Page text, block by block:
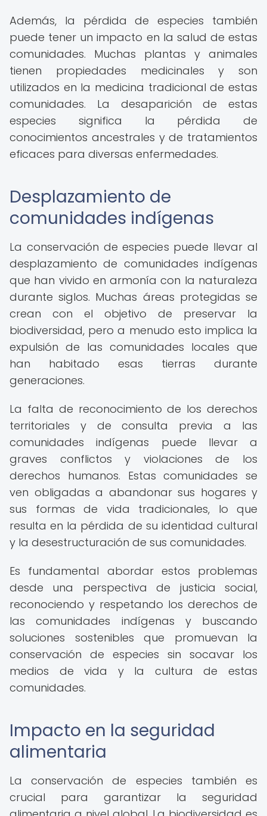
Además, la pérdida de especies también
puede tener un impacto en la salud de estas
comunidades. Muchas plantas y animales
tienen propiedades medicinales y son
utilizados en la medicina tradicional de estas
comunidades. La desaparición de estas
especies significa la pérdida de
conocimientos ancestrales y de tratamientos
eficaces para diversas enfermedades.
Desplazamiento de
comunidades indígenas
La conservación de especies puede llevar al
desplazamiento de comunidades indígenas
que han vivido en armonía con la naturaleza
durante siglos. Muchas áreas protegidas se
crean con el objetivo de preservar la
biodiversidad, pero a menudo esto implica la
expulsión de las comunidades locales que
han habitado esas tierras durante
generaciones.
La falta de reconocimiento de los derechos
territoriales y de consulta previa a las
comunidades indígenas puede llevar a
graves conflictos y violaciones de los
derechos humanos. Estas comunidades se
ven obligadas a abandonar sus hogares y
sus formas de vida tradicionales, lo que
resulta en la pérdida de su identidad cultural
y la desestructuración de sus comunidades.
Es fundamental abordar estos problemas
desde una perspectiva de justicia social,
reconociendo y respetando los derechos de
las comunidades indígenas y buscando
soluciones sostenibles que promuevan la
conservación de especies sin socavar los
medios de vida y la cultura de estas
comunidades.
Impacto en la seguridad
alimentaria
La conservación de especies también es
crucial para garantizar la seguridad